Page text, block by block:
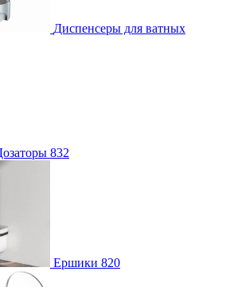
Диспенсеры для ватных
832
Ершики 820